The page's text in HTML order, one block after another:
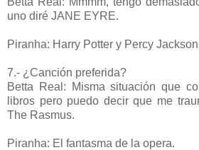
uno diré JANE EYRE.
Piranha: Harry Potter y Percy
7.- ¿Canción preferida?
Betta Real: Misma situación que
libros pero puedo decir que me
The Rasmus.
Piranha: El fantasma de la opera.